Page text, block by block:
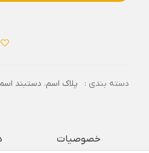
دسته بندی : پلاک اسم، دستبند
خصوصیات